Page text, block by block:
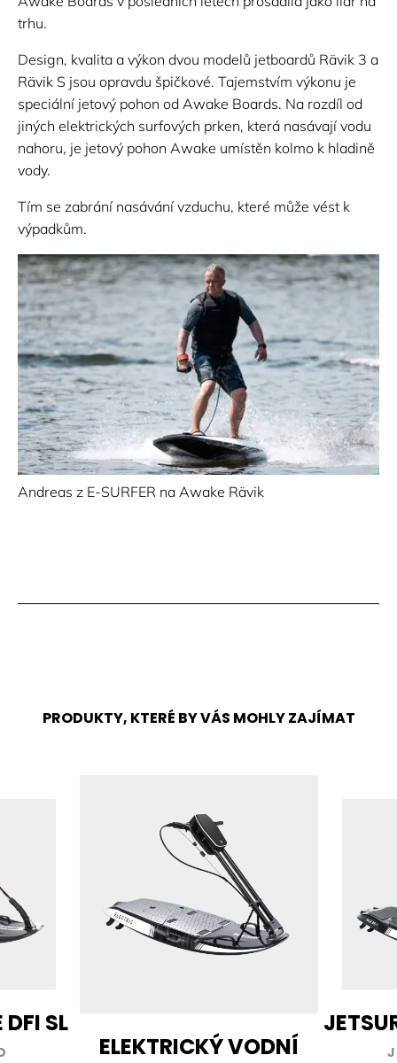
trhu.
Design, kvalita a výkon dvou modelů jetboardů Rävik 3 a
Rävik S jsou opravdu špičkové. Tajemstvím výkonu je
speciální jetový pohon od Awake Boards. Na rozdíl od
jiných elektrických surfových prken, která nasávají vodu
nahoru, je jetový pohon Awake umístěn kolmo k hladině
vody.
Tím se zabrání nasávání vzduchu, které může vést k
výpadkům.
Andreas z E-SURFER na Awake Rävik
PRODUKTY, KTERÉ BY VÁS MOHLY ZAJÍMAT
DFI SL
ELEKTRICKÝ VODNÍ